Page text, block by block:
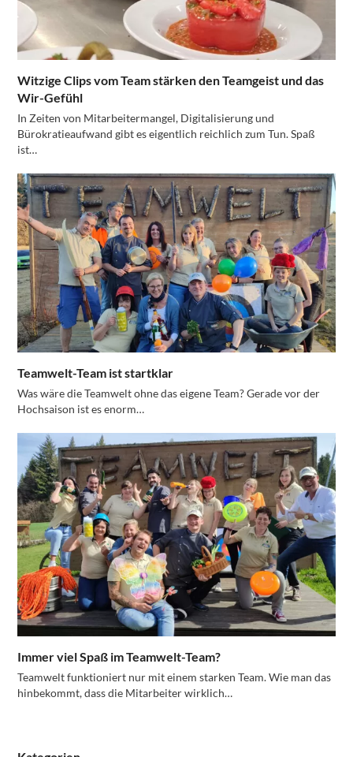
Witzige Clips vom Team stärken den Teamgeist und das
Wir-Gefühl
In Zeiten von Mitarbeitermangel, Digitalisierung und
Bürokratieaufwand gibt es eigentlich reichlich zum Tun. Spaß
ist…
Teamwelt-Team ist startklar
Was wäre die Teamwelt ohne das eigene Team? Gerade vor der
Hochsaison ist es enorm…
Immer viel Spaß im Teamwelt-Team?
Teamwelt funktioniert nur mit einem starken Team. Wie man das
hinbekommt, dass die Mitarbeiter wirklich…